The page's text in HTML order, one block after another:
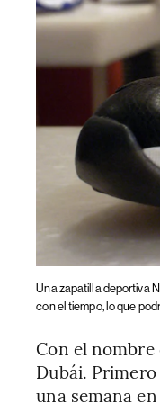
Una zapatilla deportiva
con el tiempo, lo que
Con el nombre
Dubái.
una semana